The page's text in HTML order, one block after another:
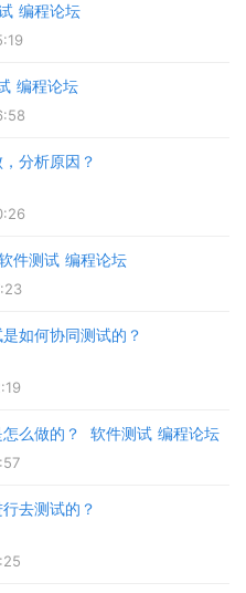
编程论坛
编程论坛
分析原因？
件测试 编程论坛
如何协同测试的？
么做的？ 软件测试 编程论坛
去测试的？